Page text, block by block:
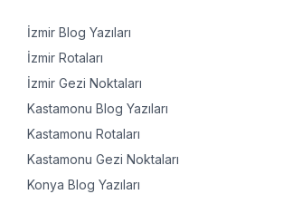
İzmir Blog Yazıları
İzmir Rotaları
İzmir Gezi Noktaları
Kastamonu Blog Yazıları
Kastamonu Rotaları
Kastamonu Gezi Noktaları
Konya Blog Yazıları